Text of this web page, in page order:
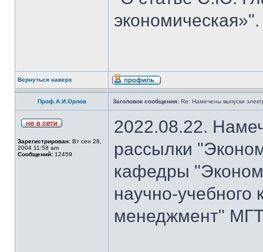
экономическая»".
Вернуться наверх
Проф.А.И.Орлов Заголовок сообщения: Re: Намечены выпуски
Зарегистрирован: Вт сен 28,
2004 11:58 am
Сообщений: 12459
2022.08.22.
рассылки
кафедры
научно-
менеджмент"